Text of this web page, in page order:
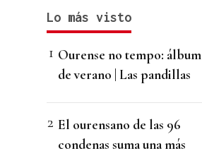
Lo más visto
Ourense no tempo: álbum
de verano | Las pandillas
El ourensano de las 96
condenas suma una más